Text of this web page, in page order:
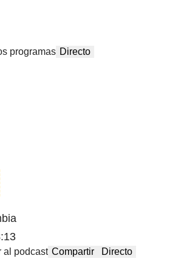
programas Directo
al podcast Compartir Directo